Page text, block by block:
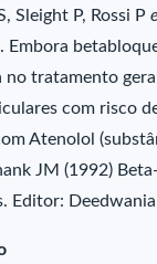
Sleight P, Rossi P
Embora
no tratamento
com risco
Atenolol
JM (1992)
Editor: Deedwania